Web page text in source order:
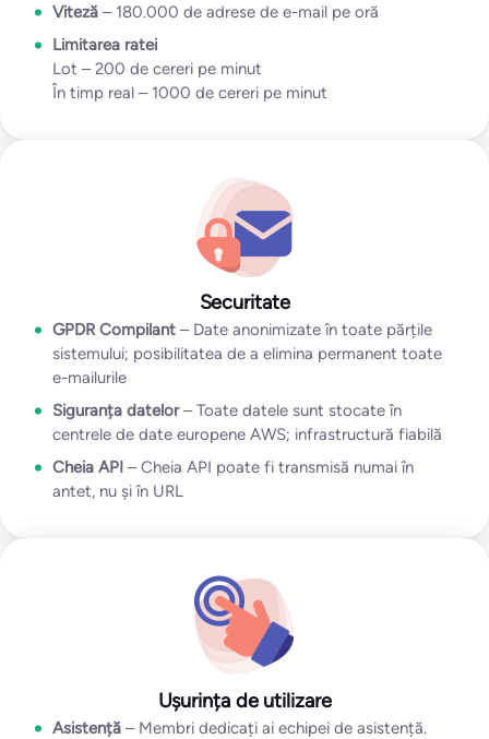
Viteză – 180.000 de adrese de e-mail pe oră
Limitarea ratei
Lot – 200 de cereri pe minut
În timp real – 1000 de cereri pe minut
Securitate
GPDR Compilant – Date anonimizate în toate părțile
sistemului; posibilitatea de a elimina permanent toate
e-mailurile
Siguranța datelor– Toate datele sunt stocate în
centrele de date europene AWS; infrastructură fiabilă
Cheia API – Cheia API poate fi transmisă numai în
antet, nu și în URL
Ușurința de utilizare
Asistență – Membri dedicați ai echipei de asistență.